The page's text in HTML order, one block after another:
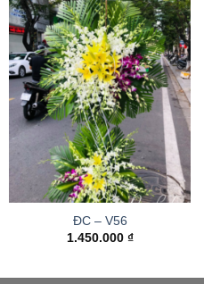
ĐC – V56
1.450.000 ₫